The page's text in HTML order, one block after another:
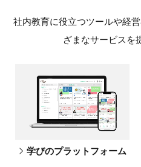
社内教育に役立つツールや経
ざまなサービスを
学びのプラットフォーム